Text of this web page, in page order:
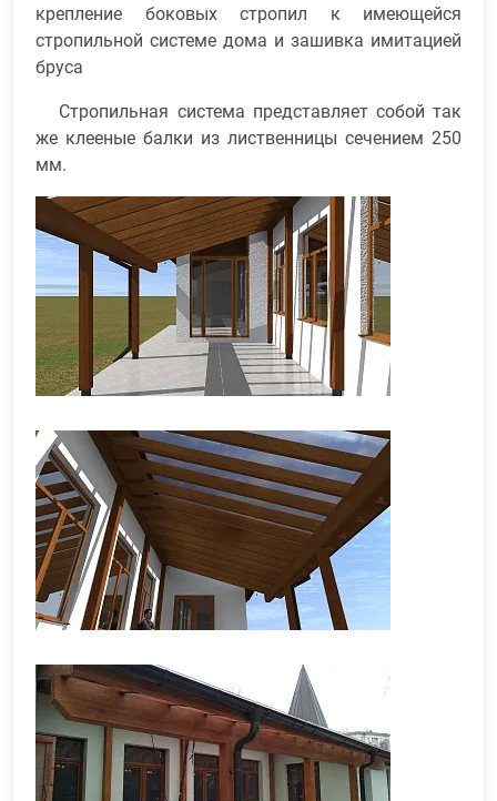
крепление боковых стропил к имеющейся
стропильной системе дома и зашивка имитацией
бруса
Стропильная система представляет собой так
же клееные балки из лиственницы сечением 250
мм.